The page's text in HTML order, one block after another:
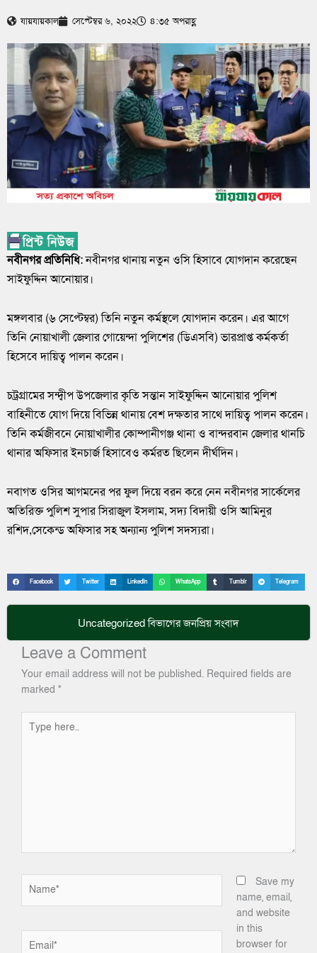
যায়যায়কাল সেপ্টেম্বর ৬, ২০২২ ৪:৩৫ অপরাহ্ণ
নবীনগর প্রতিনিধি: নবীনগর থানায় নতুন ওসি হিসাবে যোগদান করেছেন
সাইফুদ্দিন আনোয়ার।
মঙ্গলবার (৬ সেপ্টেম্বর) তিনি নতুন কর্মস্থলে যোগদান করেন। এর আগে
তিনি নোয়াখালী জেলার গোয়েন্দা পুলিশের (ডিএসবি) ভারপ্রাপ্ত কর্মকর্তা
হিসেবে দায়িত্ব পালন করেন।
চট্রগ্রামের সন্দ্বীপ উপজেলার কৃতি সন্তান সাইফুদ্দিন আনোয়ার পুলিশ
বাহিনীতে যোগ দিয়ে বিভিন্ন থানায় বেশ দক্ষতার সাথে দায়িত্ব পালন করেন।
তিনি কর্মজীবনে নোয়াখালীর কোম্পানীগঞ্জ থানা ও বান্দরবান জেলার থানচি
থানার অফিসার ইনচার্জ হিসাবেও কর্মরত ছিলেন দীর্ঘদিন।
নবাগত ওসির আগমনের পর ফুল দিয়ে বরন করে নেন নবীনগর সার্কেলের
অতিরিক্ত পুলিশ সুপার সিরাজুল ইসলাম, সদ্য বিদায়ী ওসি আমিনুর
রশিদ,সেকেন্ড অফিসার সহ অন্যান্য পুলিশ সদস্যরা।
Facebook Twitter LinkedIn WhatsApp Tumblr Telegram
Uncategorizedবিভাগের জনপ্রিয় সংবাদ
Leave a Comment
Your email address will not be published. Required fields are
marked *
here..
Save my
name, email,
and website
in this
browser for